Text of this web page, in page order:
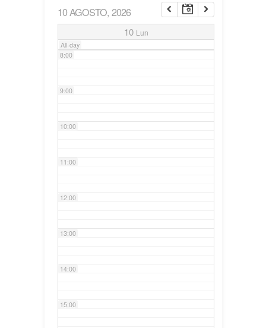
10 AGOSTO, 2026
10 Lun
All-day
7:00
8:00
9:00
10:00
11:00
12:00
13:00
14:00
15:00